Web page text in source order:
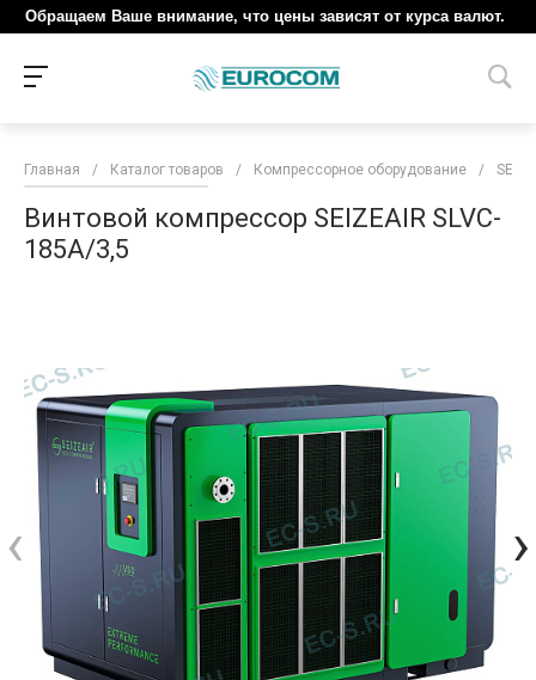
Обращаем Ваше внимание, что цены зависят от курса валют.
Главная / Каталог товаров / Компрессорное оборудование /
Винтовой компрессор SEIZEAIR SLVC-
185A/3,5
‹ ›